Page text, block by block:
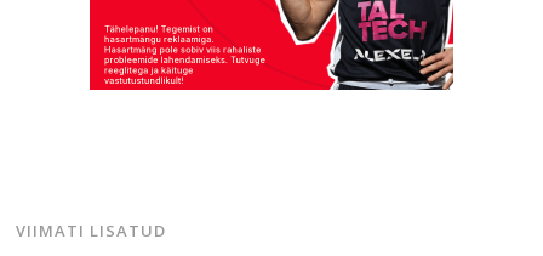
VIIMATI LISATUD